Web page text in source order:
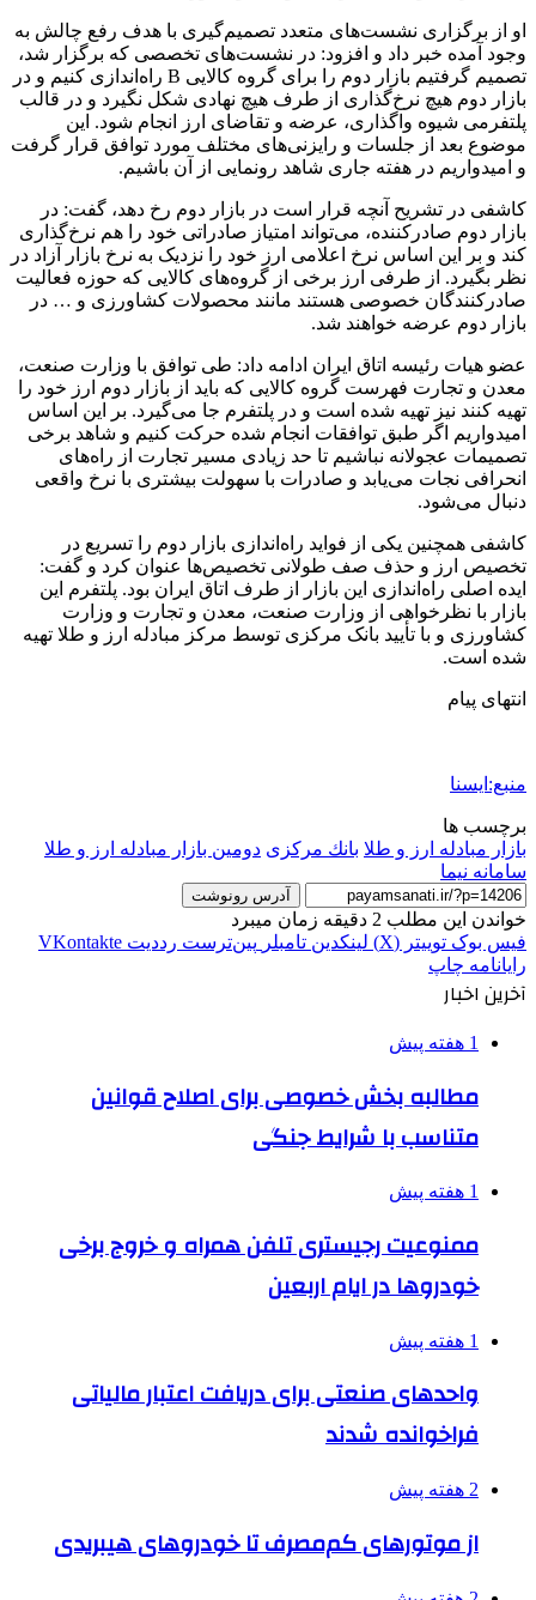
او از برگزاری نشست‌های متعدد تصمیم‌گیری با هدف رفع چالش به
وجود آمده خبر داد و افزود: در نشست‌های تخصصی که برگزار شد،
تصمیم گرفتیم بازار دوم را برای گروه کالایی B راه‌اندازی کنیم و در
بازار دوم هیچ نرخ‌گذاری از طرف هیچ نهادی شکل نگیرد و در قالب
پلتفرمی شیوه واگذاری، عرضه و تقاضای ارز انجام شود. این
موضوع بعد از جلسات و رایزنی‌های مختلف مورد توافق قرار گرفت
و امیدواریم در هفته جاری شاهد رونمایی از آن باشیم.
کاشفی در تشریح آنچه قرار است در بازار دوم رخ دهد، گفت: در
بازار دوم صادرکننده، می‌تواند امتیاز صادراتی خود را هم نرخ‌گذاری
کند و بر این اساس نرخ اعلامی ارز خود را نزدیک به نرخ بازار آزاد در
نظر بگیرد. از طرفی ارز برخی از گروه‌های کالایی که حوزه فعالیت
صادرکنندگان خصوصی هستند مانند محصولات کشاورزی و … در
بازار دوم عرضه خواهند شد.
عضو هیات رئیسه اتاق ایران ادامه داد: طی توافق با وزارت صنعت،
معدن و تجارت فهرست گروه کالایی که باید از بازار دوم ارز خود را
تهیه کنند نیز تهیه شده است و در پلتفرم جا می‌گیرد. بر این اساس
امیدواریم اگر طبق توافقات انجام شده حرکت کنیم و شاهد برخی
تصمیمات عجولانه نباشیم تا حد زیادی مسیر تجارت از راه‌های
انحرافی نجات می‌یابد و صادرات با سهولت بیشتری با نرخ واقعی
دنبال می‌شود.
کاشفی همچنین یکی از فواید راه‌اندازی بازار دوم را تسریع در
تخصیص ارز و حذف صف طولانی تخصیص‌ها عنوان کرد و گفت:
ایده اصلی راه‌اندازی این بازار از طرف اتاق ایران بود. پلتفرم این
بازار با نظرخواهی از وزارت صنعت، معدن و تجارت و وزارت
کشاورزی و با تأیید بانک مرکزی توسط مرکز مبادله ارز و طلا تهیه
شده است.
انتهای پیام
منبع:ایسنا
برچسب ها
بازار مبادله ارز و طلا بانك مركزی دومین بازار مبادله ارز و طلا
سامانه نیما
آدرس رونوشت
خواندن این مطلب 2 دقیقه زمان میبرد
فیس بوک توییتر (X) لینکدین ‫تامبلر ‫پین‌ترست ‫رددیت ‫VKontakte
رایانامه چاپ
آخرین اخبار
1 هفته پیش
مطالبه بخش خصوصی برای اصلاح قوانین
متناسب با شرایط جنگی
1 هفته پیش
ممنوعیت رجیستری تلفن همراه و خروج برخی
خودروها در ایام اربعین
1 هفته پیش
واحدهای صنعتی برای دریافت اعتبار مالیاتی
فراخوانده شدند
2 هفته پیش
از موتورهای کم‌مصرف تا خودروهای هیبریدی